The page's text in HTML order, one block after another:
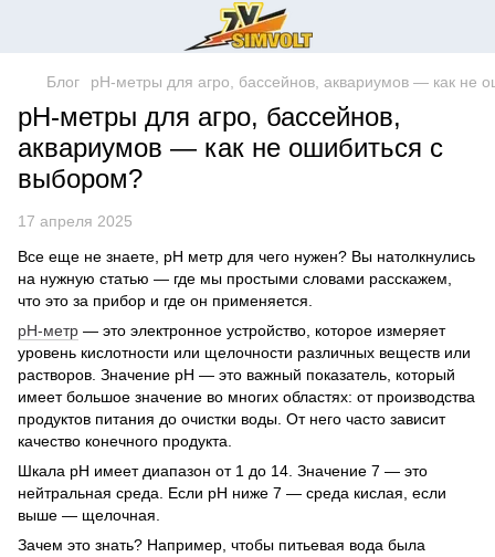
Блог pH-метры для агро, бассейнов, аквариумов — как не
pH-метры для агро, бассейнов,
аквариумов — как не ошибиться с
выбором?
17 апреля 2025
Все еще не знаете, рН метр для чего нужен? Вы натолкнулись
на нужную статью — где мы простыми словами расскажем,
что это за прибор и где он применяется.
рН-метр — это электронное устройство, которое измеряет
уровень кислотности или щелочности различных веществ или
растворов. Значение pH — это важный показатель, который
имеет большое значение во многих областях: от производства
продуктов питания до очистки воды. От него часто зависит
качество конечного продукта.
Шкала pH имеет диапазон от 1 до 14. Значение 7 — это
нейтральная среда. Если рН ниже 7 — среда кислая, если
выше — щелочная.
Зачем это знать? Например, чтобы питьевая вода была